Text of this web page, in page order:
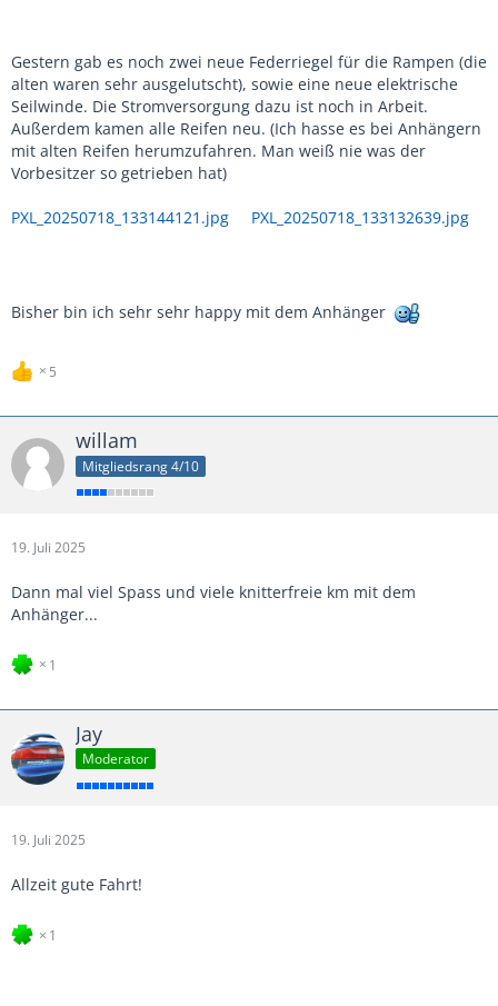
Gestern gab es noch zwei neue Federriegel für die Rampen (die
alten waren sehr ausgelutscht), sowie eine neue elektrische
Seilwinde. Die Stromversorgung dazu ist noch in Arbeit.
Außerdem kamen alle Reifen neu. (Ich hasse es bei Anhängern
mit alten Reifen herumzufahren. Man weiß nie was der
Vorbesitzer so getrieben hat)
PXL_20250718_133144121.jpg PXL_20250718_133132639.jpg
Bisher bin ich sehr sehr happy mit dem Anhänger
5
willam
Mitgliedsrang 4/10
19. Juli 2025
Dann mal viel Spass und viele knitterfreie km mit dem
Anhänger...
1
Jay
Moderator
19. Juli 2025
Allzeit gute Fahrt!
1